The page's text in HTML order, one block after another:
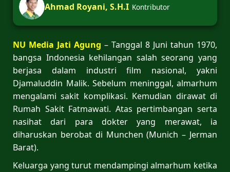
Ahmad Royani, S.H.I Kontributor
NU Media Jati Agung – Tanggal 8 Juni tahun 1970,
bangsa Indonesia kehilangan salah seorang yang
berjasa dalam industri film nasional, yakni
Djamaluddin Malik. Sebelum meninggal, almarhum
mengalami sakit komplikasi. Kemudian dirawat di
Rumah Sakit Fatmawati. Atas pertimbangan serta
nasihat dari para dokter yang merawat, ia
diharuskan berobat di Munchen (Munich – Jerman
Barat).
Keluarga yang turut mendampingi almarhum ketika